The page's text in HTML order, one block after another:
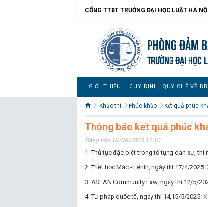
CỔNG TTĐT TRƯỜNG ĐẠI HỌC LUẬT HÀ NỘI
Phòng Đảm
TRƯỜNG ĐẠI HỌC
GIỚI THIỆU QUY ĐỊNH, QUY CHẾ VỀ
Khảo thí Phúc khảo Kết quả phúc
Thông báo kết quả phúc
Đăng vào 10/06/2025 17:10
1. Thủ tục đặc biệt trong tố tụng dân sự, thi
2. Triết học Mác - Lênin, ngày thi 17/4/2025:
3. ASEAN Community Law, ngày thi 12/5/
4. Tư pháp quốc tế, ngày thi 14,15/5/2025: